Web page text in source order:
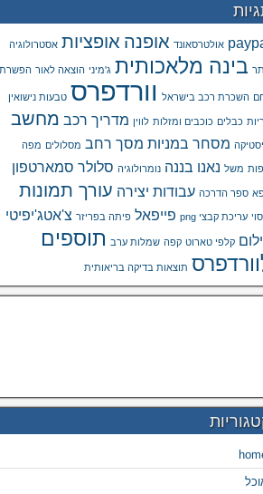
אולטרסאונד אופנה אופציות אסטרולוגיה
בינה מלאכותית ג'מיני הוצאה לאור הפשרת
השכרת רכב בישראל וורדפרס טבעות נישואין
כבלים כוכבים ומזלות לווין מדריך רכב מחשב
מסחר במניות מסך רחב מסלולים מפה
משל נאנו בננה נומרולוגיה סלולר סמארטפון
ספר הדרכה עבודות יצירה עורך תמונות
עריכת קבצי png פייפאל פיתה בפריזר צ'אטג'יפיטי
קלפי טארוט קפה שמלות ערב תוספים
תוצאות בדיקה בריאותית